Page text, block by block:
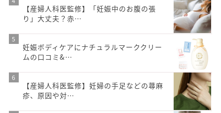
【産婦人科医監修】「妊娠中のお腹の張
り」大丈夫？赤…
妊娠ボディケアにナチュラルマーククリー
ムの口コミ&…
【産婦人科医監修】妊婦の手足などの蕁麻
疹、原因や対…